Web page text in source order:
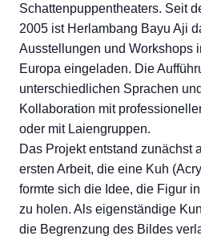
Schattenpuppentheaters. Seit
2005 ist Herlambang Bayu Aji
Ausstellungen und Workshops
Europa eingeladen. Die
unterschiedlichen Sprachen
Kollaboration mit
oder mit Laiengruppen.
Das Projekt entstand zunächst
ersten Arbeit, die eine Kuh
formte sich die Idee, die Figur
zu holen. Als eigenständige
die Begrenzung des Bildes